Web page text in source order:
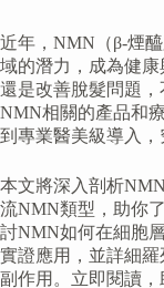
近年，NMN（β-煙
域的潛力，成為健康
還是改善脫髮問題
NMN相關的產品和
到專業醫美級導入，
本文將深入剖析
流NMN類型，助你
討NMN如何在細胞
實證應用，並詳細
副作用。立即閱讀